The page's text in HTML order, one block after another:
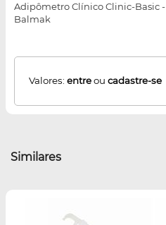
Adipômetro Clínico Clinic-Basic -
Balmak
Valores: entreou cadastre-se
Similares